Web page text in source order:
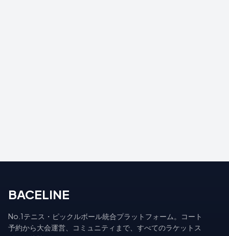
BACELINE
No.1テニス・ピックルボール統合プラットフォーム。コート
予約から大会運営、コミュニティまで、すべてのラケットス